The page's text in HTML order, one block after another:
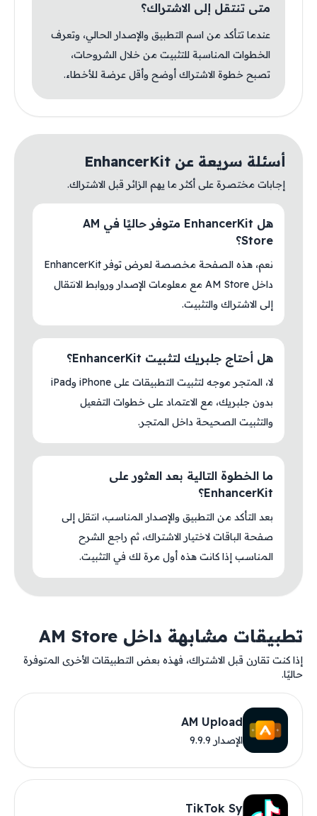
متى تنتقل إلى الاشتراك؟
عندما تتأكد من اسم التطبيق والإصدار الحالي، وتعرف
الخطوات المناسبة للتثبيت من خلال الشروحات،
تصبح خطوة الاشتراك أوضح وأقل عرضة للأخطاء.
أسئلة سريعة عن EnhancerKit
إجابات مختصرة على أكثر ما يهم الزائر قبل الاشتراك.
هل EnhancerKit متوفر حاليًا في AM
Store؟
نعم، هذه الصفحة مخصصة لعرض توفر EnhancerKit
داخل AM Store مع معلومات الإصدار وروابط الانتقال
إلى الاشتراك والتثبيت.
هل أحتاج جلبريك لتثبيت EnhancerKit؟
لا، المتجر موجه لتثبيت التطبيقات على iPhone وiPad
بدون جلبريك، مع الاعتماد على خطوات التفعيل
والتثبيت الصحيحة داخل المتجر.
ما الخطوة التالية بعد العثور على
EnhancerKit؟
بعد التأكد من التطبيق والإصدار المناسب، انتقل إلى
صفحة الباقات لاختيار الاشتراك، ثم راجع الشرح
المناسب إذا كانت هذه أول مرة لك في التثبيت.
تطبيقات مشابهة داخل AM Store
إذا كنت تقارن قبل الاشتراك، فهذه بعض التطبيقات الأخرى المتوفرة
حاليًا.
AM Upload
الإصدار 9.9.9
TikTok Sy